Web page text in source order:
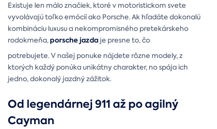
Existuje len málo značiek, ktoré v motoristickom svete
vyvolávajú toľko emócií ako Porsche. Ak hľadáte dokonalú
kombináciu luxusu a nekompromisného pretekárskeho
rodokmeňa,porsche jazda je presne to, čo
potrebujete. V našej ponuke nájdete rôzne modely, z
ktorých každý ponúka unikátny charakter, no spája ich
jedno, dokonalý jazdný zážitok.
Od legendárnej 911 až po agilný
Cayman